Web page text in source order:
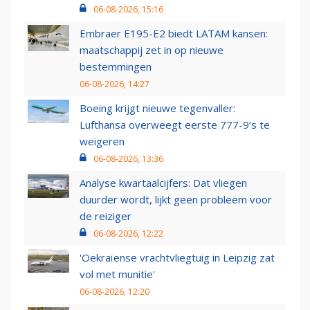
06-08-2026, 15:16
Embraer E195-E2 biedt LATAM kansen:
maatschappij zet in op nieuwe
bestemmingen
06-08-2026, 14:27
Boeing krijgt nieuwe tegenvaller:
Lufthansa overweegt eerste 777-9’s te
weigeren
06-08-2026, 13:36
Analyse kwartaalcijfers: Dat vliegen
duurder wordt, lijkt geen probleem voor
de reiziger
06-08-2026, 12:22
'Oekraïense vrachtvliegtuig in Leipzig zat
vol met munitie'
06-08-2026, 12:20